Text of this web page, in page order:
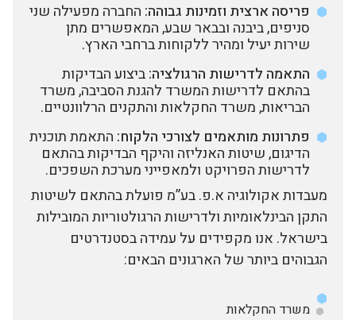
פריסה ארצית וזמינות גבוהה: החברה מפעילה שני
סניפים, ביבנה ובבאר שבע, המאפשרים מתן
שירות יעיל ומהיר ללקוחות ברחבי הארץ.
התאמה לדרישות הרגולציה:ביצוע הבדיקות
בהתאם לדרישות המשרד להגנת הסביבה, משרד
הבריאות, משרד החקלאות והתקנים הרלוונטיים.
פתרונות מותאמים לצורכי הלקוח: התאמת תוכנית
הדיגום, שיטות האנליזה והיקף הבדיקות בהתאם
לדרישות הפרויקט ולמאפייני מערכת השפכים.
מעבדות אקולוגיה א.פ. בע”מ פועלת בהתאם לשיטות
התקן הבינלאומיות ולדרישות הרגולטוריות המובילות
בישראל. אנו מקפידים על עמידה בסטנדרטים
הגבוהים ביותר של הארגונים הבאים:
משרד החקלאות